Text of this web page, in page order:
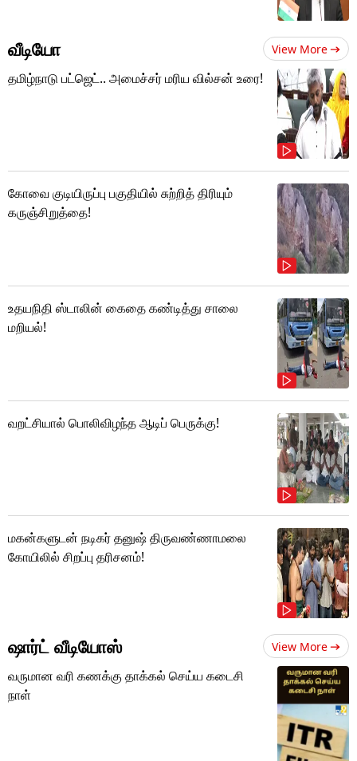
வீடியோ View More
தமிழ்நாடு பட்ஜெட்.. அமைச்சர் மரிய வில்சன் உரை!
கோவை குடியிருப்பு பகுதியில் சுற்றித் திரியும்
கருஞ்சிறுத்தை!
உதயநிதி ஸ்டாலின் கைதை கண்டித்து சாலை
மறியல்!
வறட்சியால் பொலிவிழந்த ஆடிப் பெருக்கு!
மகன்களுடன் நடிகர் தனுஷ் திருவண்ணாமலை
கோயிலில் சிறப்பு தரிசனம்!
ஷார்ட் வீடியோஸ் View More
வருமான வரி கணக்கு தாக்கல் செய்ய கடைசி
நாள்